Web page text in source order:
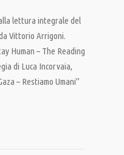
lettura integrale del
Vittorio Arrigoni.
Human – The Reading
di Luca Incorvaia,
– Restiamo Umani”